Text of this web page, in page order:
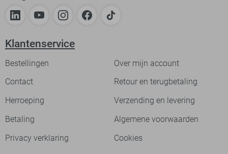
Klantenservice
Bestellingen
Over mijn account
Contact
Retour en terugbetaling
Herroeping
Verzending en levering
Betaling
Algemene voorwaarden
Privacy verklaring
Cookies